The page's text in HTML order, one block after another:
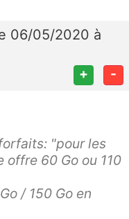
06/05/2020 à
+ -
"pour les
offre 60 Go ou 110
/ 150 Go en